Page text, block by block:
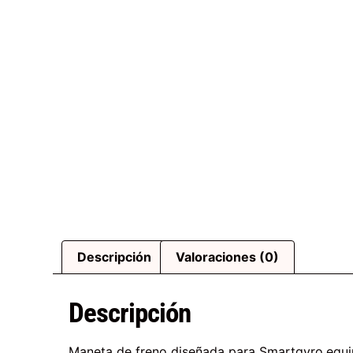
Descripción Valoraciones (0)
Descripción